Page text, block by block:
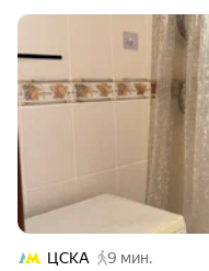
ЦСКА 9 мин.